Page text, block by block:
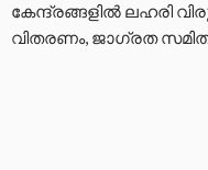
കേന്ദ്രങ്ങളില്‍ ലഹരി
വിതരണം, ജാഗ്രത